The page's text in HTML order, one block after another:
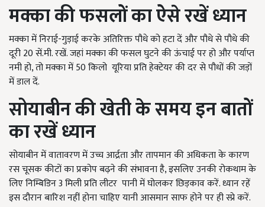
मक्का की फसलों का ऐसे रखें ध्यान
मक्का में निराई-गुड़ाई करके अतिरिक्त पौधे को हटा दें और पौधे से पौधे की
दूरी 20 सें.मी. रखें. जहां मक्का की फसल घुटने की ऊंचाई पर हो और पर्याप्त
नमी हो, तो मक्का में 50 किलो यूरिया प्रति हेक्टेयर की दर से पौधों की जड़ों
में डाल दें.
सोयाबीन की खेती के समय इन बातों
का रखें ध्यान
सोयाबीन में वातावरण में उच्च आर्द्रता और तापमान की अधिकता के कारण
रस चूसक कीटों का प्रकोप बढ़ने की संभावना है, इसलिए उनकी रोकथाम के
लिए निम्बिडिन 3 मिली प्रति लीटर पानी में घोलकर छिड़काव करें. ध्यान रहें
इस दौरान बारिश नहीं होना चाहिए यानी आसमान साफ ​​होने पर ही स्प्रे करें.